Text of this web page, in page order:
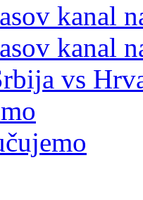
kanal
kanal
vs